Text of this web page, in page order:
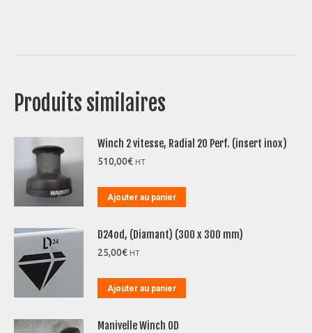
Produits similaires
Winch 2 vitesse, Radial 20 Perf. (insert inox)
510,00€ HT
Ajouter au panier
D24od, (Diamant) (300 x 300 mm)
25,00€ HT
Ajouter au panier
Manivelle Winch OD